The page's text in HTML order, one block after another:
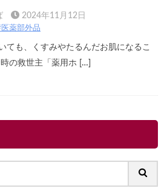
2024年11月12日
薬部外品
ても、くすみやたるんだお肌になるこ
の救世主「薬用ホ […]